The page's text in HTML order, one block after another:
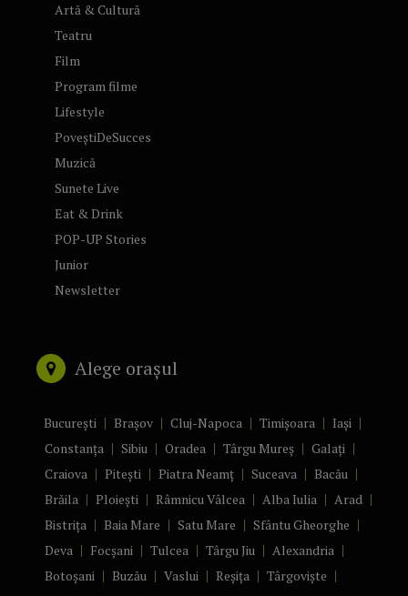
Artă & Cultură
Teatru
Film
Program filme
Lifestyle
PoveștiDeSucces
Muzică
Sunete Live
Eat & Drink
POP-UP Stories
Junior
Newsletter
Alege orașul
București Brașov Cluj-Napoca Timișoara
Iași
Constanța
Sibiu Oradea Târgu Mureș
Galați
Craiova
Pitești Piatra Neamț Suceava
Bacău
Brăila
Ploiești Râmnicu Vâlcea Alba Iulia
Arad
Bistrița
Baia Mare Satu Mare
Sfântu Gheorghe
Deva
Focșani Tulcea Târgu Jiu
Alexandria
Botoșani
Buzău Vaslui Reșița
Târgoviște